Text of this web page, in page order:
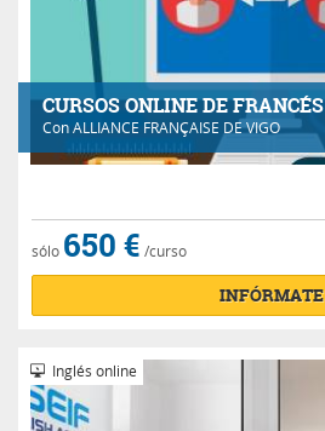
CURSOS ONLINE DE FRANCÉS
ConALLIANCE FRANÇAISE DE VIGO
sólo 650 € /curso
INFÓRMATE
Inglés online